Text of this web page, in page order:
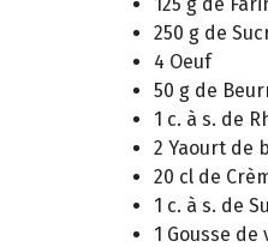
250 g de
4 Oeuf
50 g de
1 c. à s. de
2 Yaourt de
20 cl de
1 c. à s. de
1 Gousse de